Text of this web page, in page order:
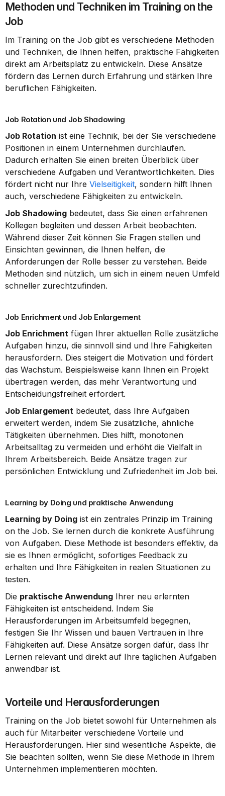
Methoden und Techniken im Training on the
Job
Im Training on the Job gibt es verschiedene Methoden
und Techniken, die Ihnen helfen, praktische Fähigkeiten
direkt am Arbeitsplatz zu entwickeln. Diese Ansätze
fördern das Lernen durch Erfahrung und stärken Ihre
beruflichen Fähigkeiten.
Job Rotation und Job Shadowing
Job Rotation ist eine Technik, bei der Sie verschiedene
Positionen in einem Unternehmen durchlaufen.
Dadurch erhalten Sie einen breiten Überblick über
verschiedene Aufgaben und Verantwortlichkeiten. Dies
fördert nicht nur Ihre Vielseitigkeit, sondern hilft Ihnen
auch, verschiedene Fähigkeiten zu entwickeln.
Job Shadowing bedeutet, dass Sie einen erfahrenen
Kollegen begleiten und dessen Arbeit beobachten.
Während dieser Zeit können Sie Fragen stellen und
Einsichten gewinnen, die Ihnen helfen, die
Anforderungen der Rolle besser zu verstehen. Beide
Methoden sind nützlich, um sich in einem neuen Umfeld
schneller zurechtzufinden.
Job Enrichment und Job Enlargement
Job Enrichment fügen Ihrer aktuellen Rolle zusätzliche
Aufgaben hinzu, die sinnvoll sind und Ihre Fähigkeiten
herausfordern. Dies steigert die Motivation und fördert
das Wachstum. Beispielsweise kann Ihnen ein Projekt
übertragen werden, das mehr Verantwortung und
Entscheidungsfreiheit erfordert.
Job Enlargement bedeutet, dass Ihre Aufgaben
erweitert werden, indem Sie zusätzliche, ähnliche
Tätigkeiten übernehmen. Dies hilft, monotonen
Arbeitsalltag zu vermeiden und erhöht die Vielfalt in
Ihrem Arbeitsbereich. Beide Ansätze tragen zur
persönlichen Entwicklung und Zufriedenheit im Job bei.
Learning by Doing und praktische Anwendung
Learning by Doing ist ein zentrales Prinzip im Training
on the Job. Sie lernen durch die konkrete Ausführung
von Aufgaben. Diese Methode ist besonders effektiv, da
sie es Ihnen ermöglicht, sofortiges Feedback zu
erhalten und Ihre Fähigkeiten in realen Situationen zu
testen.
Die praktische Anwendung Ihrer neu erlernten
Fähigkeiten ist entscheidend. Indem Sie
Herausforderungen im Arbeitsumfeld begegnen,
festigen Sie Ihr Wissen und bauen Vertrauen in Ihre
Fähigkeiten auf. Diese Ansätze sorgen dafür, dass Ihr
Lernen relevant und direkt auf Ihre täglichen Aufgaben
anwendbar ist.
Vorteile und Herausforderungen
Training on the Job bietet sowohl für Unternehmen als
auch für Mitarbeiter verschiedene Vorteile und
Herausforderungen. Hier sind wesentliche Aspekte, die
Sie beachten sollten, wenn Sie diese Methode in Ihrem
Unternehmen implementieren möchten.